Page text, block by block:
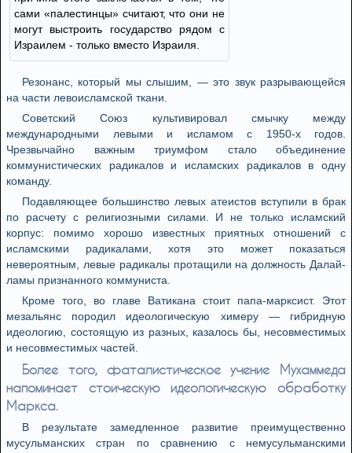
сами «палестинцы» считают, что они не
могут выстроить государство рядом с
Израилем - только вместо Израиля.
Резонанс, который мы слышим, — это звук разрывающейся
на части левоисламской ткани.
Советский Союз культивировал смычку между
международными левыми и исламом с 1950-х годов.
Чрезвычайно важным триумфом стало объединение
коммунистических радикалов и исламских радикалов в одну
команду.
Подавляющее большинство левых атеистов вступили в брак
по расчету с религиозными силами. И не только исламский
корпус: помимо хорошо известных приятных отношений с
исламскими радикалами, хотя это может показаться
невероятным, левые радикалы протащили на должность Далай-
ламы признанного коммуниста.
Кроме того, во главе Ватикана стоит папа-марксист. Этот
мезальянс породил идеологическую химеру — гибридную
идеологию, состоящую из разных, казалось бы, несовместимых
и несовместимых частей.
Более того, фаталистическое учение Мухаммеда
напоминает стоическую идеологическую обработку
Маркса.
В результате замедленное развитие преимущественно
мусульманских стран по сравнению с немусульманскими